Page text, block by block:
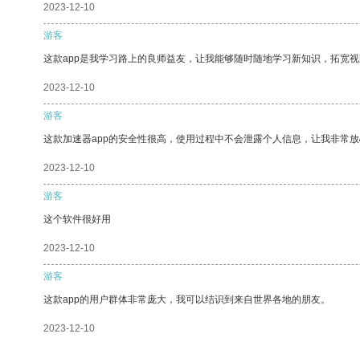
2023-12-10
游客
这款app是我学习路上的良师益友，让我能够随时随地学习新知识，拓宽视
2023-12-10
游客
这款加速器app的安全性很高，使用过程中不会泄露个人信息，让我非常放
2023-12-10
游客
这个软件很好用
2023-12-10
游客
这款app的用户群体非常庞大，我可以结识到来自世界各地的朋友。
2023-12-10